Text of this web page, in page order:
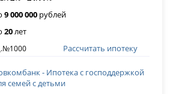
9 000 000 рублей
20лет
Рассчитать ипотеку
- Ипотека с господдержкой
семей с детьми